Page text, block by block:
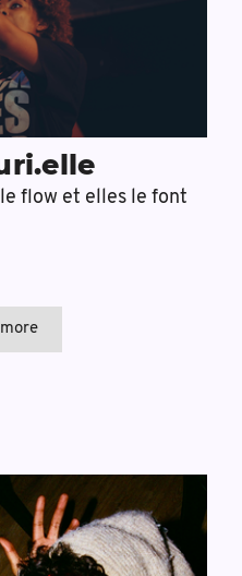
le flow et elles le font